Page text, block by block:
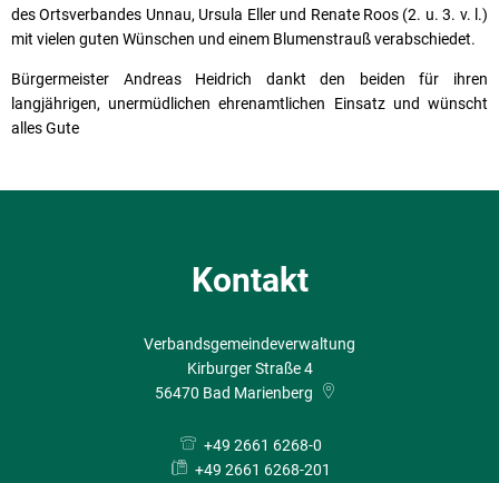
des Ortsverbandes Unnau, Ursula Eller und Renate Roos (2. u. 3. v. l.)
mit vielen guten Wünschen und einem Blumenstrauß verabschiedet.
Bürgermeister Andreas Heidrich dankt den beiden für ihren
langjährigen, unermüdlichen ehrenamtlichen Einsatz und wünscht
alles Gute
Kontakt
Verbandsgemeindeverwaltung
Kirburger Straße 4
56470 Bad Marienberg
+49 2661 6268-0
+49 2661 6268-201